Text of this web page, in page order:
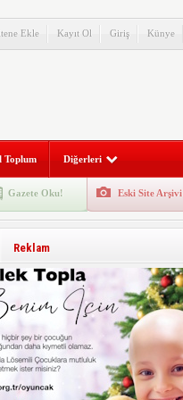
Ekle Kayıt Ol Giriş Künye
Toplum Diğerleri
Gazete Oku! Eski Site Arşivi
Reklam